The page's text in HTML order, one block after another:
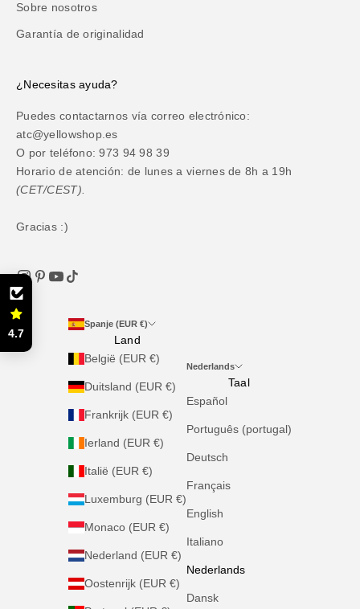
Sobre nosotros
Garantía de originalidad
¿Necesitas ayuda?
Puedes contactarnos vía correo electrónico:
atc@yellowshop.es
O por teléfono: 973 94 98 39
Horario de atención: de lunes a viernes de 8h a 19h
(CET/CEST).
Gracias :)
Spanje (EUR €)
Land
België (EUR €)
Duitsland (EUR €)
Frankrijk (EUR €)
Ierland (EUR €)
Italië (EUR €)
Luxemburg (EUR €)
Monaco (EUR €)
Nederland (EUR €)
Oostenrijk (EUR €)
Nederlands
Taal
Español
Português (portugal)
Deutsch
Français
English
Italiano
Nederlands
Dansk
4.7